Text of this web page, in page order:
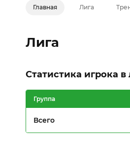
Главная Лига
Лига
Статистика игрока в
Группа
Всего